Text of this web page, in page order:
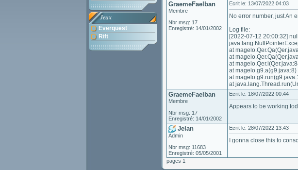
Jeux
Everquest
Rift
GraemeFaelban
Membre
Nbr msg: 17
Enregistré: 14/01/2002
Ecrit le: 13/07/2022 04:03
No error number, just An
Log file:
[2022-07-12 20:00:32] null
at
at
at
at magelo.g9.a(g9.java:8)
at
at
GraemeFaelban
Membre
Nbr msg: 17
Enregistré: 14/01/2002
Ecrit le: 18/07/2022 00:44
Appears to be working
Jelan
Admin
Nbr msg: 11683
Enregistré: 05/05/2001
Ecrit le: 28/07/2022 13:43
I gonna close this to
pages 1